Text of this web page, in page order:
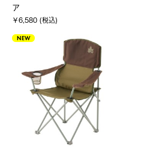
ア
￥6,580 (税込)
NEW